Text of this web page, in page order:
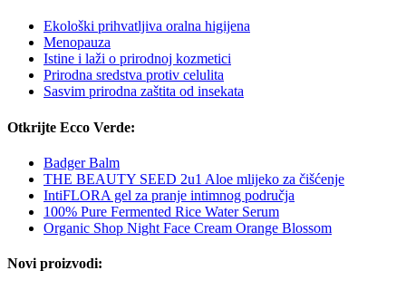
Ekološki prihvatljiva oralna higijena
Menopauza
Istine i laži o prirodnoj kozmetici
Prirodna sredstva protiv celulita
Sasvim prirodna zaštita od insekata
Otkrijte Ecco Verde:
Badger Balm
THE BEAUTY SEED 2u1 Aloe mlijeko za čišćenje
IntiFLORA gel za pranje intimnog područja
100% Pure Fermented Rice Water Serum
Organic Shop Night Face Cream Orange Blossom
Novi proizvodi: